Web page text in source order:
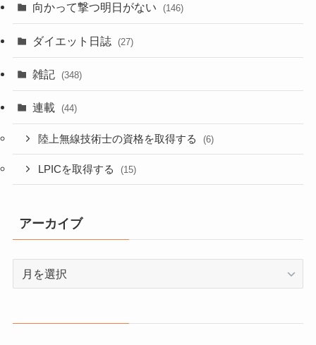
向かって撃つ明日がない (146)
ダイエット日誌 (27)
雑記 (348)
連載 (44)
陸上無線技術士の資格を取得する (6)
LPICを取得する (15)
アーカイブ